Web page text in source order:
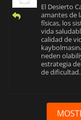
El Desierto
amantes de
físicas, los
vida
calidad de
neden
estrategia
de dificultad.